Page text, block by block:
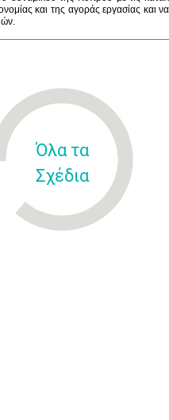
και της αγοράς εργασίας και
Όλα τα
Σχέδια